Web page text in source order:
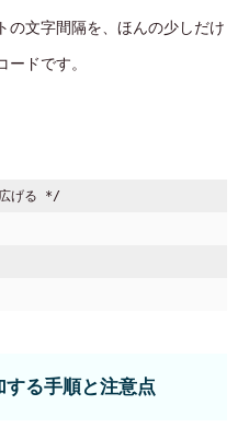
の文字間隔を、ほんの少しだけ
ドです。
広げる */
る手順と注意点